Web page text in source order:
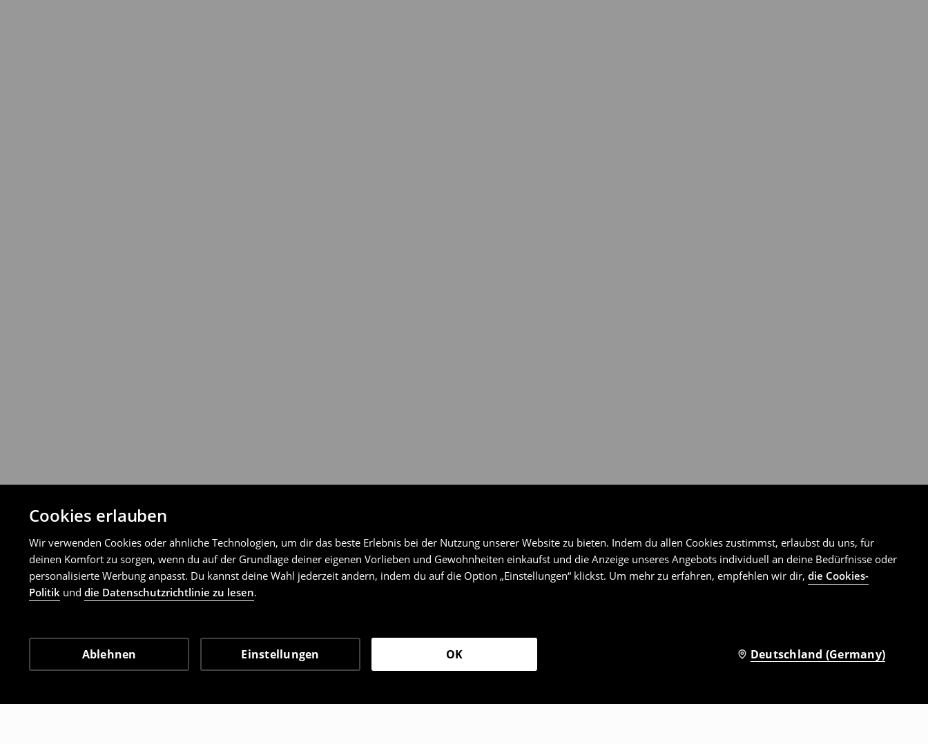
Cookies erlauben
Wir verwenden Cookies oder ähnliche Technologien, um dir das beste Erlebnis bei der Nutzung unserer Website zu bieten. Indem du allen Cookies zustimmst, erlaubst du uns, für
deinen Komfort zu sorgen, wenn du auf der Grundlage deiner eigenen Vorlieben und Gewohnheiten einkaufst und die Anzeige unseres Angebots individuell an deine Bedürfnisse oder
personalisierte Werbung anpasst. Du kannst deine Wahl jederzeit ändern, indem du auf die Option „Einstellungen“ klickst. Um mehr zu erfahren, empfehlen wir dir, die Cookies-
Politik und die Datenschutzrichtlinie zu lesen.
Ablehnen Einstellungen OK Deutschland (Germany)